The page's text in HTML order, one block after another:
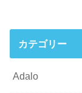
カテゴリー
Adalo